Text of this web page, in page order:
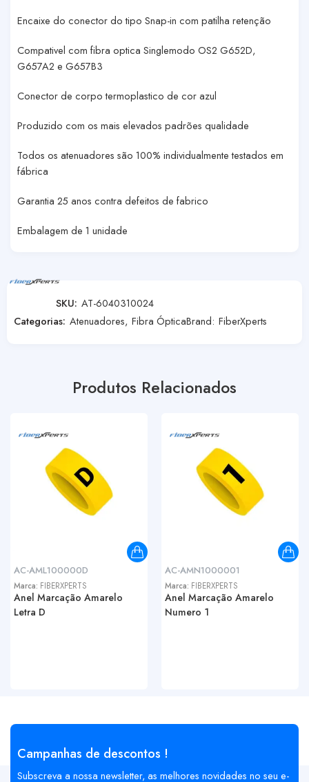
Encaixe do conector do tipo Snap-in com patilha retenção
Compativel com fibra optica Singlemodo OS2 G652D,
G657A2 e G657B3
Conector de corpo termoplastico de cor azul
Produzido com os mais elevados padrões qualidade
Todos os atenuadores são 100% individualmente testados em
fábrica
Garantia 25 anos contra defeitos de fabrico
Embalagem de 1 unidade
SKU: AT-6040310024
Categorias: Atenuadores, Fibra ÓpticaBrand: FiberXperts
Produtos Relacionados
AC-AML100000D
Marca: FIBERXPERTS
Anel Marcação Amarelo
Letra D
AC-AMN1000001
Marca: FIBERXPERTS
Anel Marcação Amarelo
Numero 1
Campanhas de descontos !
Subscreva a nossa newsletter, as melhores novidades no seu e-